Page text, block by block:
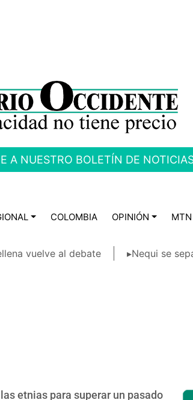
A NUESTRO BOLETÍN DE
COLOMBIA OPINIÓN MTN
vuelve al debate
▸Nequi se
etnias para superar un pasado